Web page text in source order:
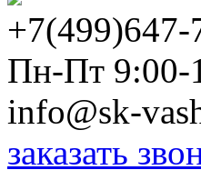
+7(499)647-
Пн-Пт 9:00-
info@sk-
заказать